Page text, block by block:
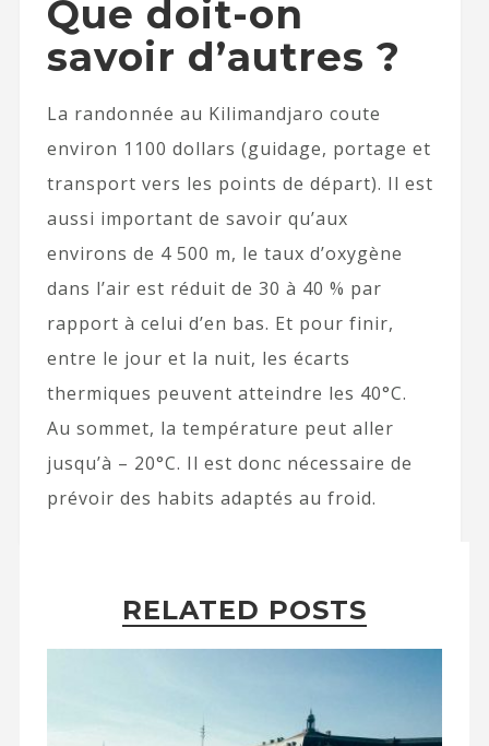
Que doit-on
savoir d’autres ?
La randonnée au Kilimandjaro coute
environ 1100 dollars (guidage, portage et
transport vers les points de départ). Il est
aussi important de savoir qu’aux
environs de 4 500 m, le taux d’oxygène
dans l’air est réduit de 30 à 40 % par
rapport à celui d’en bas. Et pour finir,
entre le jour et la nuit, les écarts
thermiques peuvent atteindre les 40°C.
Au sommet, la température peut aller
jusqu’à – 20°C. Il est donc nécessaire de
prévoir des habits adaptés au froid.
RELATED POSTS